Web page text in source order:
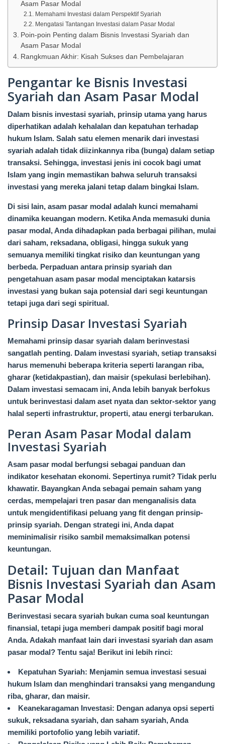
Asam Pasar Modal
Memahami Investasi dalam Perspektif Syariah
Mengatasi Tantangan Investasi dalam Pasar Modal
Poin-poin Penting dalam Bisnis Investasi Syariah dan
Asam Pasar Modal
Rangkmuan Akhir: Kisah Sukses dan Pembelajaran
Pengantar ke Bisnis Investasi
Syariah dan Asam Pasar Modal
Dalam bisnis investasi syariah, prinsip utama yang harus
diperhatikan adalah kehalalan dan kepatuhan terhadap
hukum Islam. Salah satu elemen menarik dari investasi
syariah adalah tidak diizinkannya riba (bunga) dalam setiap
transaksi. Sehingga, investasi jenis ini cocok bagi umat
Islam yang ingin memastikan bahwa seluruh transaksi
investasi yang mereka jalani tetap dalam bingkai Islam.
Di sisi lain, asam pasar modal adalah kunci memahami
dinamika keuangan modern. Ketika Anda memasuki dunia
pasar modal, Anda dihadapkan pada berbagai pilihan, mulai
dari saham, reksadana, obligasi, hingga sukuk yang
semuanya memiliki tingkat risiko dan keuntungan yang
berbeda. Perpaduan antara prinsip syariah dan
pengetahuan asam pasar modal menciptakan katarsis
investasi yang bukan saja potensial dari segi keuntungan
tetapi juga dari segi spiritual.
Prinsip Dasar Investasi Syariah
Memahami prinsip dasar syariah dalam berinvestasi
sangatlah penting. Dalam investasi syariah, setiap transaksi
harus memenuhi beberapa kriteria seperti larangan riba,
gharar (ketidakpastian), dan maisir (spekulasi berlebihan).
Dalam investasi semacam ini, Anda lebih banyak berfokus
untuk berinvestasi dalam aset nyata dan sektor-sektor yang
halal seperti infrastruktur, properti, atau energi terbarukan.
Peran Asam Pasar Modal dalam
Investasi Syariah
Asam pasar modal berfungsi sebagai panduan dan
indikator kesehatan ekonomi. Sepertinya rumit? Tidak perlu
khawatir. Bayangkan Anda sebagai pemain saham yang
cerdas, mempelajari tren pasar dan menganalisis data
untuk mengidentifikasi peluang yang fit dengan prinsip-
prinsip syariah. Dengan strategi ini, Anda dapat
meminimalisir risiko sambil memaksimalkan potensi
keuntungan.
Detail: Tujuan dan Manfaat
Bisnis Investasi Syariah dan Asam
Pasar Modal
Berinvestasi secara syariah bukan cuma soal keuntungan
finansial, tetapi juga memberi dampak positif bagi moral
Anda. Adakah manfaat lain dari investasi syariah dan asam
pasar modal? Tentu saja! Berikut ini lebih rinci:
Kepatuhan Syariah: Menjamin semua investasi sesuai
hukum Islam dan menghindari transaksi yang mengandung
riba, gharar, dan maisir.
Keanekaragaman Investasi: Dengan adanya opsi seperti
sukuk, reksadana syariah, dan saham syariah, Anda
memiliki portofolio yang lebih variatif.